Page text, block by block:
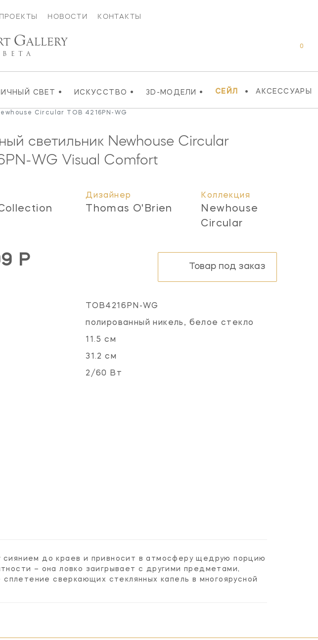
ПРОЕКТЫ НОВОСТИ КОНТАКТЫ
СВЕТ • ИСКУССТВО • 3D-МОДЕЛИ • СЕЙЛ • АКСЕССУАРЫ
0
GALLERY
Circular TOB 4216PN-WG
светильник Newhouse Circular
WG Visual Comfort
Дизайнер
Thomas O'Brien
Коллекция
Newhouse
Circular
Р Товар под заказ
TOB4216PN-WG
полированный никель, белое стекло
11.5 см
31.2 см
2/60 Вт
сиянием до краев и привносит в атмосферу щедрую порцию
– она ловко заигрывает с другими предметами,
сверкающих стеклянных капель в многоярусной